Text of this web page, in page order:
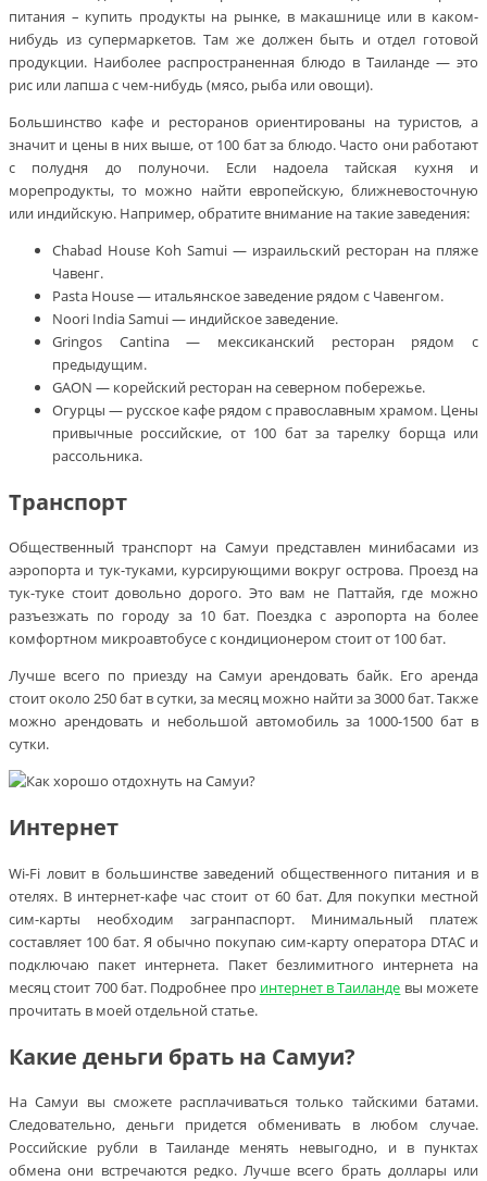
питания – купить продукты на рынке, в макашнице или в каком-
нибудь из супермаркетов. Там же должен быть и отдел готовой
продукции. Наиболее распространенная блюдо в Таиланде — это
рис или лапша с чем-нибудь (мясо, рыба или овощи).
Большинство кафе и ресторанов ориентированы на туристов, а
значит и цены в них выше, от 100 бат за блюдо. Часто они работают
с полудня до полуночи. Если надоела тайская кухня и
морепродукты, то можно найти европейскую, ближневосточную
или индийскую. Например, обратите внимание на такие заведения:
Chabad House Koh Samui — израильский ресторан на пляже
Чавенг.
Pasta House — итальянское заведение рядом с Чавенгом.
Noori India Samui — индийское заведение.
Gringos Cantina — мексиканский ресторан рядом с
предыдущим.
GAON — корейский ресторан на северном побережье.
Огурцы — русское кафе рядом с православным храмом. Цены
привычные российские, от 100 бат за тарелку борща или
рассольника.
Транспорт
Общественный транспорт на Самуи представлен минибасами из
аэропорта и тук-туками, курсирующими вокруг острова. Проезд на
тук-туке стоит довольно дорого. Это вам не Паттайя, где можно
разъезжать по городу за 10 бат. Поездка с аэропорта на более
комфортном микроавтобусе с кондиционером стоит от 100 бат.
Лучше всего по приезду на Самуи арендовать байк. Его аренда
стоит около 250 бат в сутки, за месяц можно найти за 3000 бат. Также
можно арендовать и небольшой автомобиль за 1000-1500 бат в
сутки.
Интернет
Wi-Fi ловит в большинстве заведений общественного питания и в
отелях. В интернет-кафе час стоит от 60 бат. Для покупки местной
сим-карты необходим загранпаспорт. Минимальный платеж
составляет 100 бат. Я обычно покупаю сим-карту оператора DTAC и
подключаю пакет интернета. Пакет безлимитного интернета на
месяц стоит 700 бат. Подробнее про интернет в Таиланде вы можете
прочитать в моей отдельной статье.
Какие деньги брать на Самуи?
На Самуи вы сможете расплачиваться только тайскими батами.
Следовательно, деньги придется обменивать в любом случае.
Российские рубли в Таиланде менять невыгодно, и в пунктах
обмена они встречаются редко. Лучше всего брать доллары или